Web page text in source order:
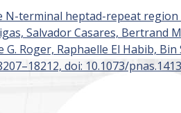
N-terminal heptad-repeat
Salvador Casares, Bertrand
Roger, Raphaelle El Habib,
doi: 10.1073/